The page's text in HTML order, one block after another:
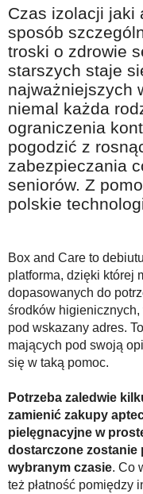
Warto wiedzieć!
Podróże i
Taniej, okazyjnie,
Na wesoło
Hobby i pasje
Żyj aktywnie
60plus - najcenniejsi
Dobra opieka
Coś dla ducha
Smacznie i zdrowo
O finansach i
Ciekawe książki
Stop samotności
Z internetem za pan
Bezpiecznie i w
Czas izolacji jaki
sposób
troski o zdrowie
starszych staje
najważniejszych
niemal każda
ograniczenia
pogodzić z
zabezpieczania
seniorów. Z
polskie
Box and Care to
platforma, dzięki której
dopasowanych do
środków
pod wskazany adres.
mających pod swoją
się w taką pomoc.
Potrzeba zaledwie
zamienić zakupy
pielęgnacyjne w
dostarczone zostanie
wybranym czasie. Co
też płatność pomiędzy